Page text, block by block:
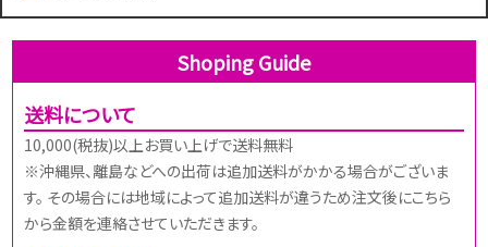
Shoping Guide
送料について
10,000(税抜)以上お買い上げで送料無料
※沖縄県、離島などへの出荷は追加送料がかかる場合がございま
す。 その場合には地域によって追加送料が違うため注文後にこちら
から金額を連絡させていただきます。